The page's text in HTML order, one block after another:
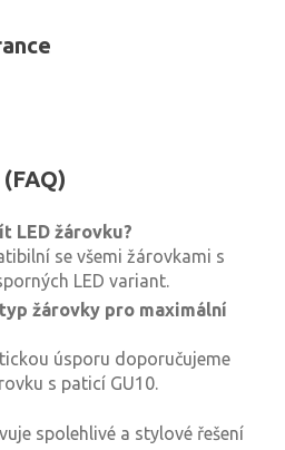
LED žárovku?
se všemi žárovkami s
LED variant.
žárovky pro maximální
úsporu doporučujeme
s paticí GU10.
spolehlivé a stylové řešení